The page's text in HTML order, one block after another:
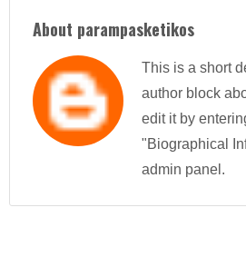
About parampasketikos
This is a short
author block
edit it by
"Biographical
admin panel.